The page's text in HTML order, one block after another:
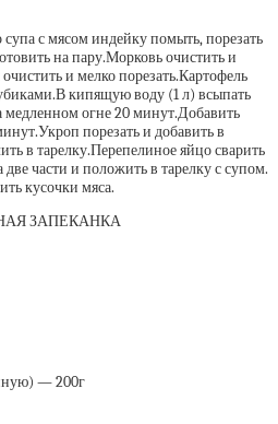
с мясом индейку помыть, порезать
на пару.Морковь очистить и
и мелко порезать.Картофель
кипящую воду (1 л) всыпать
медленном огне 20 минут.Добавить
порезать и добавить в
в тарелку.Перепелиное яйцо сварить
две части и положить в тарелку с супом.
кусочки мяса.
ЗАПЕКАНКА
— 200г